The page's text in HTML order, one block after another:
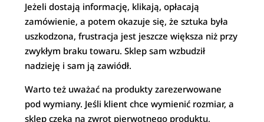
Jeżeli dostają informację, klikają, opłacają
zamówienie, a potem okazuje się, że sztuka była
uszkodzona, frustracja jest jeszcze większa niż przy
zwykłym braku towaru. Sklep sam wzbudził
nadzieję i sam ją zawiódł.
Warto też uważać na produkty zarezerwowane
pod wymiany. Jeśli klient chce wymienić rozmiar, a
sklep czeka na zwrot pierwotnego produktu,